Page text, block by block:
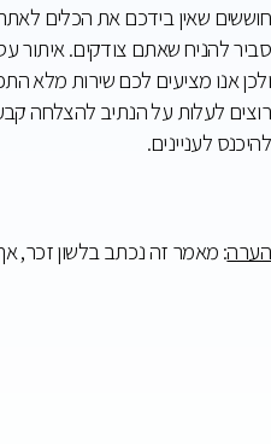
חוששים שאין בידכם את הכלים
סביר להניח שאתם צודקים. איתור
ולכן אנו מציעים לכם שירות מלא
רוצים לעלות על הנתיב להצלחה
להיכנס לעניינים.
הערה: מאמר זה נכתב בלשון זכר,